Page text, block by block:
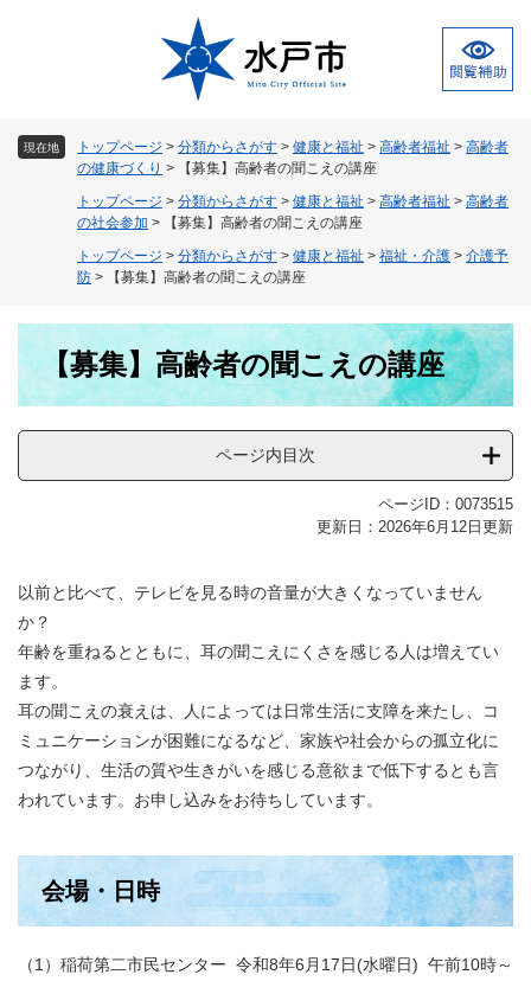
現在地 トップページ > 分類からさがす > 健康と福祉 > 高齢者福祉 > 高齢者
の健康づくり >
【募集】高齢者の聞こえの講座
トップページ > 分類からさがす > 健康と福祉 > 高齢者福祉 > 高齢者
の社会参加 >
【募集】高齢者の聞こえの講座
トップページ > 分類からさがす > 健康と福祉 > 福祉・介護 > 介護予
防 > 【募集】高齢者の聞こえの講座
【募集】高齢者の聞こえの講座
ページ内目次
ページID：0073515
更新日：2026年6月12日更新
以前と比べて、テレビを見る時の音量が大きくなっていません
か？
年齢を重ねるとともに、耳の聞こえにくさを感じる人は増えてい
ます。
耳の聞こえの衰えは、人によっては日常生活に支障を来たし、コ
ミュニケーションが困難になるなど、家族や社会からの孤立化に
つながり、生活の質や生きがいを感じる意欲まで低下するとも言
われています。お申し込みをお待ちしています。
会場・日時
（1）稲荷第二市民センター 令和8年6月17日(水曜日) 午前10時～